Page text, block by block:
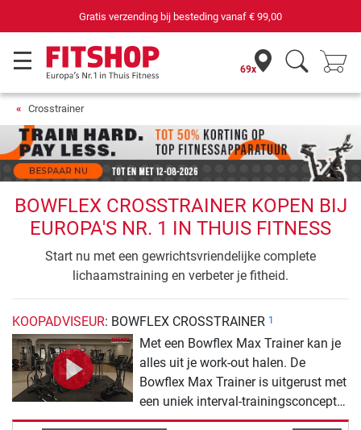
Gratis verzending bij besteding vanaf € 99,00
69x
Crosstrainer
BOWFLEX CROSSTRAINER KOPEN BIJ
EUROPA'S NR. 1 IN THUIS FITNESS
Start nu met een gewrichtsvriendelijke complete
lichaamstraining en verbeter je fitheid.
KOOPADVISEUR: BOWFLEX CROSSTRAINER 1
Met een Bowflex Max Trainer kan je
alles uit je work-out halen. De
Bowflex Max Trainer is uitgerust met
een uniek interval-trainingsconcept
zodat je doelgericht en effectief